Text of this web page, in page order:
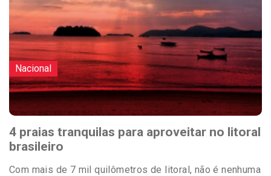
Nacional
4 praias tranquilas para aproveitar no litoral
brasileiro
Com mais de 7 mil quilômetros de litoral, não é nenhuma